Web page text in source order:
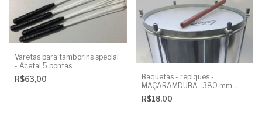
Varetas para tamborins special
- Acetal 5 pontas
R$63,00
Baquetas - repiques -
MAÇARAMDUBA- 380 mm
(par)
R$18,00